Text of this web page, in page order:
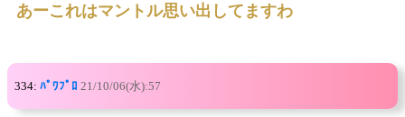
あーこれはマントル思い出してますわ
334: ﾊﾟﾜﾌﾟﾛ 21/10/06(水):57